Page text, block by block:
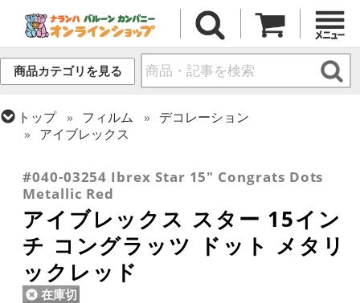
商品カテゴリを見る
トップ フィルム
デコレーション
アイブレックス
おめでとう・記念日
#040-03254 Ibrex Star 15" Congrats Dots
Metallic Red
アイブレックス スター 15イン
チ コングラッツ ドット メタリ
ックレッド
在庫切